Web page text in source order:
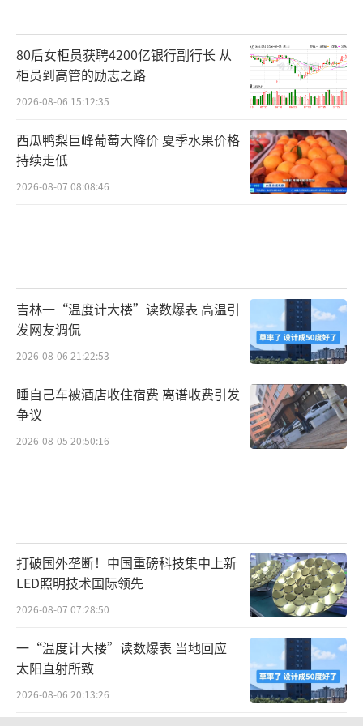
80后女柜员获聘4200亿银行副行长 从
柜员到高管的励志之路
2026-08-06 15:12:35
西瓜鸭梨巨峰葡萄大降价 夏季水果价格
持续走低
2026-08-07 08:08:46
吉林一“温度计大楼”读数爆表 高温引
发网友调侃
2026-08-06 21:22:53
睡自己车被酒店收住宿费 离谱收费引发
争议
2026-08-05 20:50:16
打破国外垄断！中国重磅科技集中上新
LED照明技术国际领先
2026-08-07 07:28:50
一“温度计大楼”读数爆表 当地回应
太阳直射所致
2026-08-06 20:13:26